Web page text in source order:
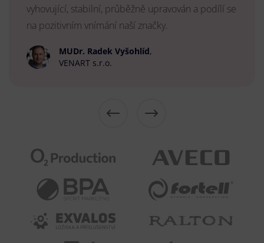
vyhovující, stabilní, průběžně upravován a podílí se
na pozitivním vnímání naší značky.
MUDr. Radek Vyšohlíd,
VENART s.r.o.